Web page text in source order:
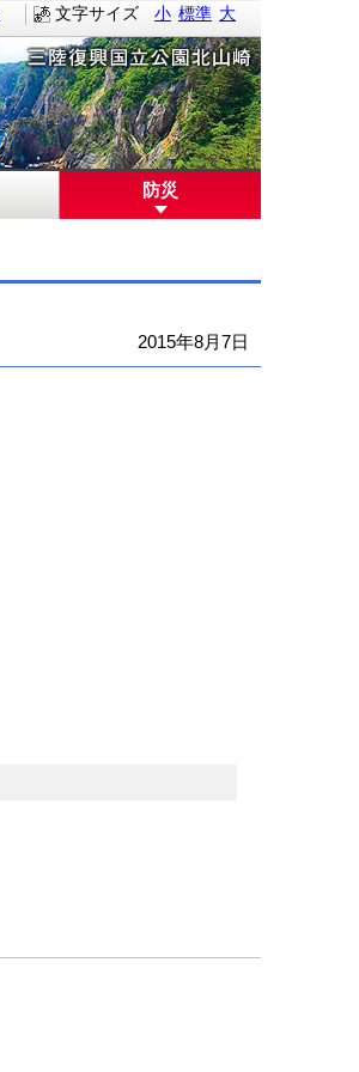
文字サイズ 小 標準 大
防災
2015年8月7日